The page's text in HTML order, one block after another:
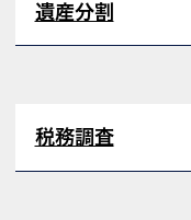
遺産分割
税務調査